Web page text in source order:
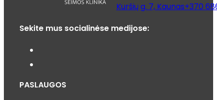
Kuršių g. 7, Kaunas+370
Sekite mus socialinėse medijose:
PASLAUGOS